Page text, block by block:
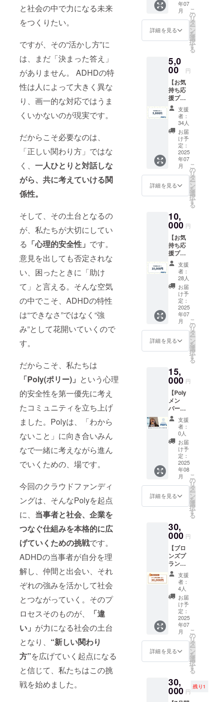
と社会の中で力になる未来
をつくりたい。
ですが、その“活かし方”に
は、まだ「決まった答え」
がありません。 ADHDの特
性は人によって大きく異な
り、画一的な対応ではうま
くいかないのが現実です。
だからこそ必要なのは、
「正しい関わり方」ではな
く、 一人ひとりと対話しな
がら、共に考えていける関
係性。
そして、その土台となるの
が、私たちが大切にしてい
る 「心理的安全性」 です。
意見を出しても否定されな
い、困ったときに「助け
て」と言える。そんな空気
の中でこそ、ADHDの特性
は“できなさ”ではなく“強
み”として花開いていくので
す。
だからこそ、私たちは
「Poly(ポリー)」 という心理
的安全性を第一優先に考え
たコミュニティを立ち上げ
ました。Polyは、「わから
ないこと」に向き合いみん
なで一緒に考えながら進ん
でいくための、場です。
今回のクラウドファンディ
ングは、そんなPolyを起点
に、 当事者と社会、企業を
つなぐ仕組みを本格的に広
げていくための挑戦です。
ADHDの当事者が自分を理
解し、仲間と出会い、それ
ぞれの強みを活かして社会
とつながっていく。そのプ
ロセスそのものが、
「違
い」 が力になる社会の土台
となり、 “新しい関わり
方”を広げていく起点になる
と信じて、私たちはこの挑
戦を始めました。
中。
イノベー
ションス
ンパクトス
タートアッ
プ起業家支
援プログラ
ム「KSIP」
第2期生。
メッ
セージ
ととも
に、プ
ロジェ
クト進
ポート
をメー
ルでお
届けし
ます。
このリ
ターン
は5000
円・
10,000
円のリ
ターン
と同じ
内容に
なりま
す。
【リ
のメッ
セージ
（メー
ル） ・
プロ
ジェク
ト進捗
レポー
（PDF
年07
月
詳細を見る
こ
の
リ
タ
ー
ン
を
選
択
す
る
5,0
00 円
【お気
持ち応
援プラ
ン】 活
動を応
援した
い気持
ちだけ
でOK！
お礼の
メッ
セージ
ととも
に、プ
ロジェ
クト進
ポート
をメー
ルでお
届けし
ます。
このリ
ターン
は1000
円・
10,000
円のリ
ターン
と同じ
内容に
なりま
す。
【リ
のメッ
セージ
（メー
ル） ・
プロ
ジェク
ト進捗
レポー
（PDF
支援
者：
34人
お届
け予
定：
2025
年07
月
詳細を見る
こ
の
リ
タ
ー
ン
を
選
択
す
る
10,
000 円
【お気
持ち応
援プラ
ン】 活
動を応
援した
い気持
ちだけ
でOK！
お礼の
メッ
セージ
ととも
に、プ
ロジェ
クト進
ポート
をメー
ルでお
届けし
ます。
このリ
ターン
は1000
円、
5000
円、1万
円のリ
ターン
と同じ
内容に
なりま
す。
・お礼
のメッ
セージ
（メー
ル） ・
プロ
ジェク
ト進捗
レポー
ト
（PDF
支援
者：
28人
お届
け予
定：
2025
年07
月
詳細を見る
こ
の
リ
タ
ー
ン
を
選
択
す
る
15,
000 円
【Poly
メン
バーと
オンラ
イン
ミー
ティン
グ60分
×2回】
ADHD
当事者
とし
て、そ
して本
プロ
ジェク
起人と
して活
動する
渡邊菜
月と、
オンラ
インで1
対1のオ
ンライ
ンミー
ティン
グ を実
施しま
す。 ご
支援い
ただい
たお礼
にまつ
わるこ
とだけ
支援
者：
0人
お届
け予
定：
2025
年08
月
詳細を見る
こ
の
リ
タ
ー
ン
を
選
択
す
る
30,
000 円
【ブロ
ンズプ
ラン｜
HPに企
業名を
掲載】
ADHD
の共生
社会づ
くりを
応援し
てくだ
さる企
業様と
して、
Poly公
に企業
名を掲
載させ
支援
者：
4人
お届
け予
定：
2025
年07
月
詳細を見る
こ
の
リ
タ
ー
ン
を
選
択
す
る
30,
000 円
残り1